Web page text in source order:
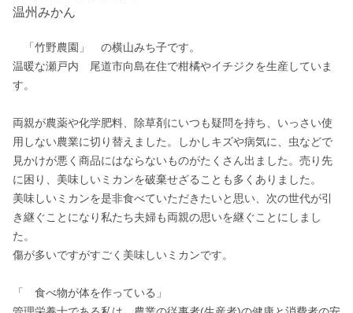
温州みかん
「竹野農園」　の横山みち子です。
温暖な瀬戸内　尾道市向島在住で柑橘やイチジクを生産していま
す。
両親が農薬や化学肥料、除草剤にいつも疑問を持ち、いっさい使
用しない農業に切り替えました。しかしキズや病気に、虫などで
見かけが悪く商品にはならないものがたくさん出ました。売り先
に困り、美味しいミカンを破棄せざることも多くありました。
美味しいミカンを是非食べていただきたいと思い、次の世代が引
き継ぐことになり私たち夫婦も両親の思いを継ぐことにしまし
た。
傷が多いですがすごく美味しいミカンです。
「　食べ物が体を作っている」